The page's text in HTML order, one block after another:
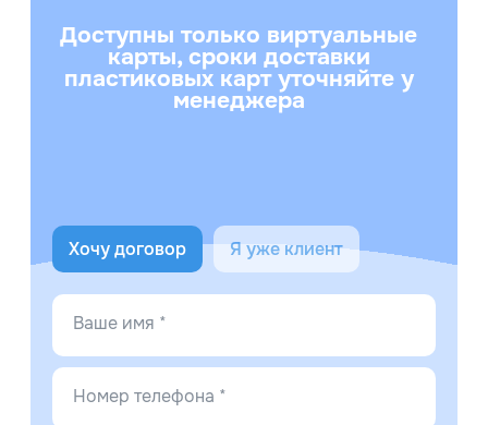
Доступны только виртуальные
карты, сроки доставки
пластиковых карт уточняйте у
менеджера
Хочу договор Я уже клиент
Ваше имя *
Номер телефона *